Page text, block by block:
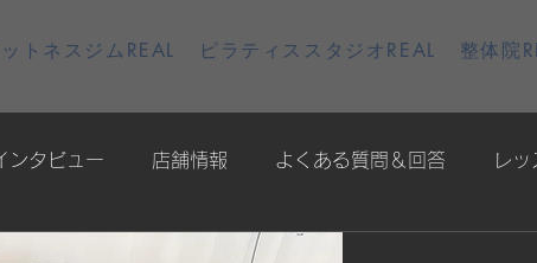
トネスジムREAL ピラティススタジオREAL 整体院
ンタビュー 店舗情報 よくある質問＆回答 レ